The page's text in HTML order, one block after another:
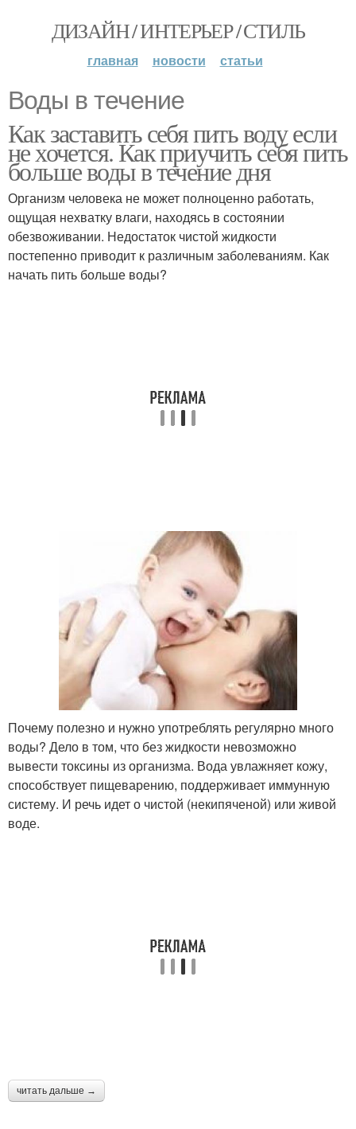
ДИЗАЙН / ИНТЕРЬЕР / СТИЛЬ
главная новости статьи
Воды в течение
Как заставить себя пить воду если
не хочется. Как приучить себя пить
больше воды в течение дня
Организм человека не может полноценно работать,
ощущая нехватку влаги, находясь в состоянии
обезвоживании. Недостаток чистой жидкости
постепенно приводит к различным заболеваниям. Как
начать пить больше воды?
Почему полезно и нужно употреблять регулярно много
воды? Дело в том, что без жидкости невозможно
вывести токсины из организма. Вода увлажняет кожу,
способствует пищеварению, поддерживает иммунную
систему. И речь идет о чистой (некипяченой) или живой
воде.
читать дальше →